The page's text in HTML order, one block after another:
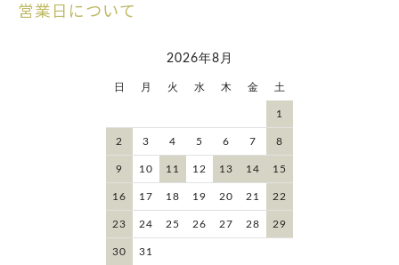
営業日について
2026年8月
日 月 火 水 木 金 土
1
2 3 4 5 6 7 8
9 10 11 12 13 14 15
16 17 18 19 20 21 22
23 24 25 26 27 28 29
30 31